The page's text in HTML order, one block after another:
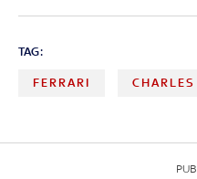
TAG:
FERRARI